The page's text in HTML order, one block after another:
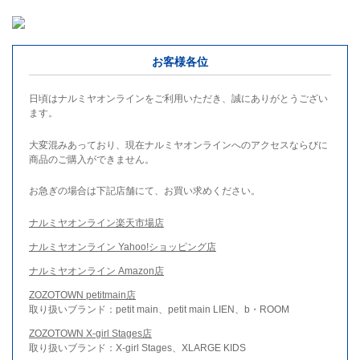
お客様各位
日頃はナルミヤオンラインをご利用いただき、誠にありがとうござい
ます。
大変混みあっており、現在ナルミヤオンラインへのアクセスならびに
商品のご購入ができません。
お急ぎの場合は下記店舗にて、お買い求めください。
ナルミヤオンライン楽天市場店
ナルミヤオンライン Yahoo!ショッピング店
ナルミヤオンライン Amazon店
ZOZOTOWN petitmain店
取り扱いブランド：petit main、petit main LIEN、b・ROOM
ZOZOTOWN X-girl Stages店
取り扱いブランド：X-girl Stages、XLARGE KIDS